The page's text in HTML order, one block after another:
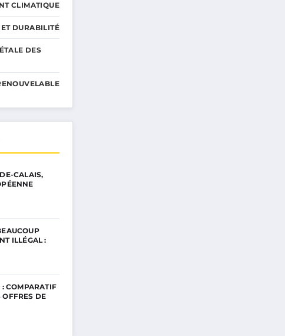
CLIMATIQUE
DURABILITÉ
DES
CALAIS,
ILLÉGAL :
COMPARATIF
OFFRES DE